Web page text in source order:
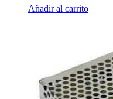
Añadir al carrito